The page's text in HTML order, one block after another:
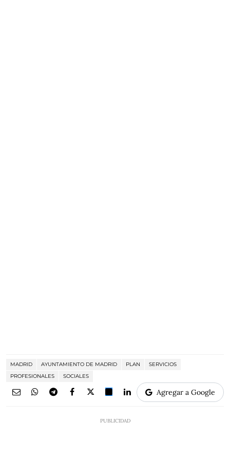
MADRID AYUNTAMIENTO DE MADRID PLAN
SERVICIOS
PROFESIONALES
SOCIALES
Agregar a Google